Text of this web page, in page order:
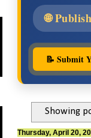
🌐
📝 Submit
Showing
Thursday, April 20,